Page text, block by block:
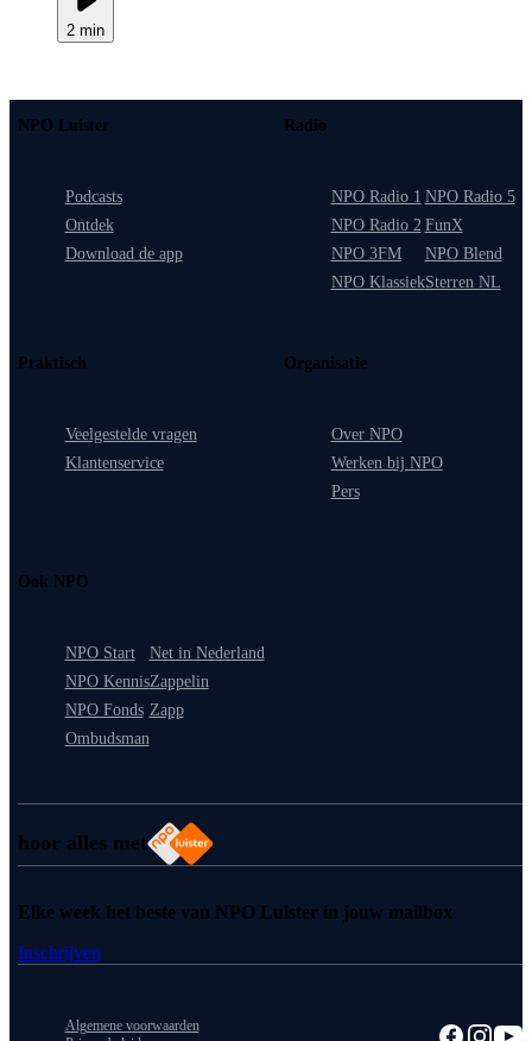
2 min
hoor alles met
NPO Luister
Podcasts
Ontdek
Download de app
Radio
NPO Radio 1
NPO Radio 2
NPO 3FM
NPO Klassiek
NPO Radio 5
FunX
NPO Blend
Sterren NL
Praktisch
Veelgestelde vragen
Klantenservice
Organisatie
Over NPO
Werken bij NPO
Pers
Ook NPO
NPO Start
NPO Kennis
NPO Fonds
Ombudsman
Net in Nederland
Zappelin
Zapp
Elke week het beste van NPO Luister in jouw mailbox
Inschrijven
Algemene voorwaarden